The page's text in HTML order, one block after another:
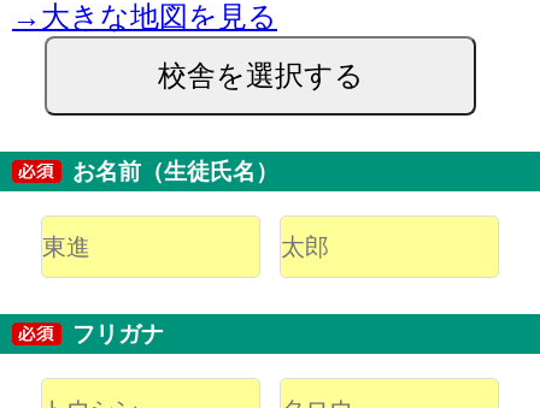
→大きな地図を見る
校舎を選択する
お名前（生徒氏名）
フリガナ